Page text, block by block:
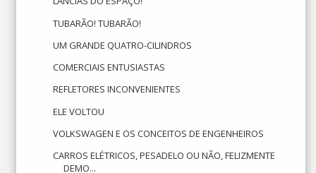
TUBARÃO! TUBARÃO!
UM GRANDE QUATRO-CILINDROS
COMERCIAIS ENTUSIASTAS
REFLETORES INCONVENIENTES
ELE VOLTOU
VOLKSWAGEN E OS CONCEITOS DE ENGENHEIROS
CARROS ELÉTRICOS, PESADELO OU NÃO, FELIZMENTE
DEMO...